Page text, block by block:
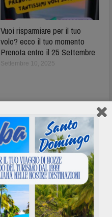
Vuoi risparmiare per il tuo
volo? ecco il tuo momento
Prenota entro il 25 Settembre
Settembre 10, 2025